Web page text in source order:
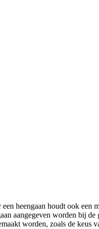
heengaan houdt ook een
aangegeven worden bij de
worden, zoals de keus